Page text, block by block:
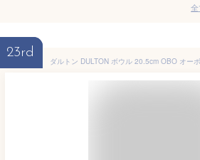
23rd